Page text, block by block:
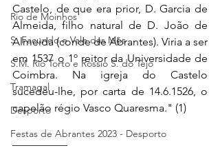
Rio de Moinhos
S. Facundo e Vale das Mós
S.M. Rio Torto e Rossio S. do Tejo
Tramagal
Desporto
Festas de Abrantes 2023 - Desporto
Castelo, de que era prior, D. Garcia de
Almeida, filho natural de D. João de
Almeida (conde de Abrantes). Viria a ser
em 1537 o 1º reitor da Universidade de
Coimbra. Na igreja do Castelo
sucedeu-lhe, por carta de 14.6.1526, o
capelão régio Vasco Quaresma." (1)
__________